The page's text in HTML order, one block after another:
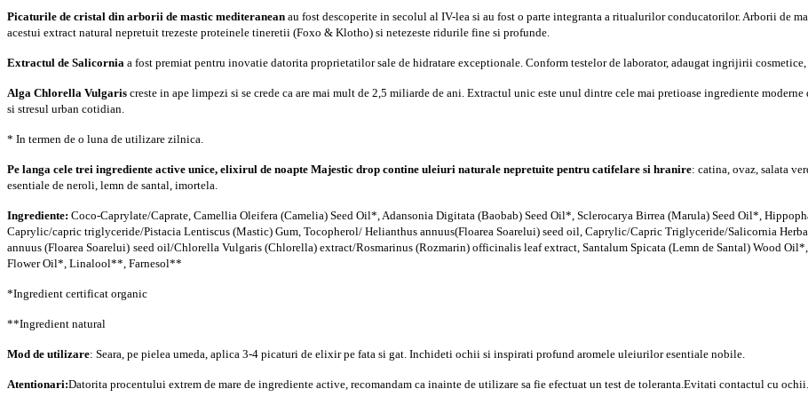
Picaturile de cristal din arborii de mastic mediteranean au fost descoperite in secolul al IV-lea si au fost o parte integranta a ritualurilor conducatorilor. Arborii de
acestui extract natural nepretuit trezeste proteinele tineretii (Foxo & Klotho) si netezeste ridurile fine si profunde.
Extractul de Salicornia a fost premiat pentru inovatie datorita proprietatilor sale de hidratare exceptionale. Conform testelor de laborator, adaugat ingrijirii
Alga Chlorella Vulgaris creste in ape limpezi si se crede ca are mai mult de 2,5 miliarde de ani. Extractul unic este unul dintre cele mai pretioase ingrediente
si stresul urban cotidian.
* In termen de o luna de utilizare zilnica.
Pe langa cele trei ingrediente active unice, elixirul de noapte Majestic drop contine uleiuri naturale nepretuite pentru catifelare si hranire: catina, ovaz, salata
esentiale de neroli, lemn de santal, imortela
Ingrediente: Coco-Caprylate/Caprate, Camellia Oleifera (Camelia) Seed Oil*, Adansonia Digitata (Baobab) Seed Oil*, Sclerocarya Birrea (Marula) Seed Oil*,
Caprylic/capric triglyceride/Pistacia Lentiscus (Mastic) Gum, Tocopherol/ Helianthus annuus(Floarea Soarelui) seed oil, Caprylic/Capric Triglyceride/Salicornia
annuus (Floarea Soarelui) seed oil/Chlorella Vulgaris (Chlorella) extract/Rosmarinus (Rozmarin) officinalis leaf extract, Santalum Spicata (Lemn de Santal) Wood
Flower Oil*, Linalool**, Farnesol**
*Ingredient certificat organic
**Ingredient natural
Mod de utilizare: Seara, pe pielea umeda, aplica 3-4 picaturi de elixir pe fata si gat. Inchideti ochii si inspirati profund aromele uleiurilor esentiale nobile.
Atentionari:Datorita procentului extrem de mare de ingrediente active, recomandam ca inainte de utilizare sa fie efectuat un test de toleranta.Evitati contactul cu